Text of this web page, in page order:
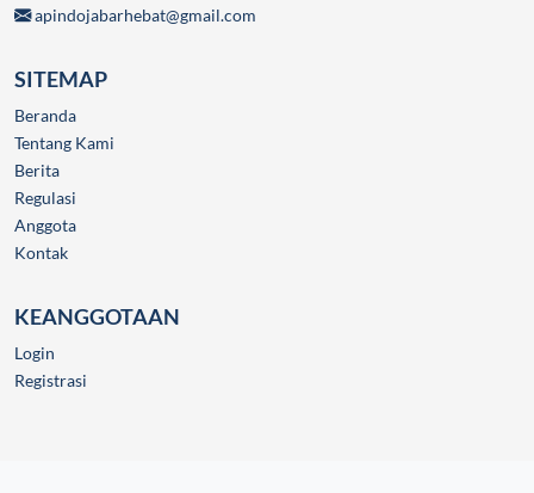
apindojabarhebat@gmail.com
SITEMAP
Beranda
Tentang Kami
Berita
Regulasi
Anggota
Kontak
KEANGGOTAAN
Login
Registrasi